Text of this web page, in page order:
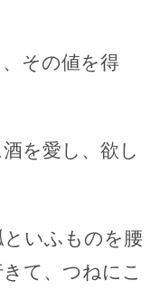
その値を得
を愛し、欲し
いふものを腰
て、つねにこ